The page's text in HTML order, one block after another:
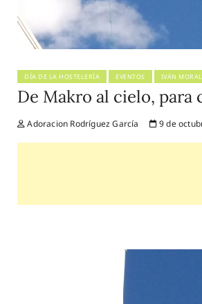
DÍA DE LA HOSTELERÍA EVENTOS IVÁN
De Makro al cielo, para
Adoracion Rodríguez García 9 de